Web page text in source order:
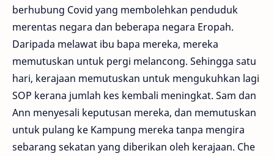
berhubung Covid yang membolehkan penduduk
merentas negara dan beberapa negara Eropah.
Daripada melawat ibu bapa mereka, mereka
memutuskan untuk pergi melancong. Sehingga satu
hari, kerajaan memutuskan untuk mengukuhkan lagi
SOP kerana jumlah kes kembali meningkat. Sam dan
Ann menyesali keputusan mereka, dan memutuskan
untuk pulang ke Kampung mereka tanpa mengira
sebarang sekatan yang diberikan oleh kerajaan. Che